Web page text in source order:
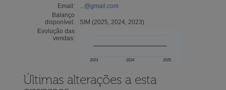
Email:
...@gmail.com
Balanço
disponível:
SIM (2025, 2024, 2023)
Evolução das
vendas:
2023 2024 2025
Últimas alterações a esta